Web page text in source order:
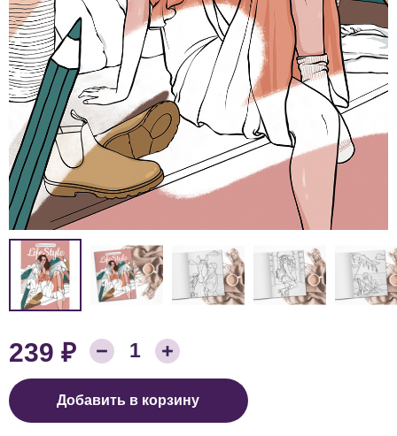
Цена:
239 ₽ Количество товара:
1
Добавить в корзину